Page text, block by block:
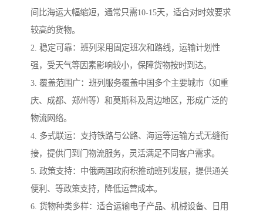
间比海运大幅缩短，通常只需10-15天，适合对时效要求
较高的货物。
2. 稳定可靠：班列采用固定班次和路线，运输计划性
强，受天气等因素影响较小，保障货物按时到达。
3. 覆盖范围广：班列服务覆盖中国多个主要城市（如重
庆、成都、郑州等）和莫斯科及周边地区，形成广泛的
物流网络。
4. 多式联运：支持铁路与公路、海运等运输方式无缝衔
接，提供门到门物流服务，灵活满足不同客户需求。
5. 政策支持：中俄两国政府积推动班列发展，提供通关
便利、等政策支持，降低运营成本。
6. 货物种类多样：适合运输电子产品、机械设备、日用